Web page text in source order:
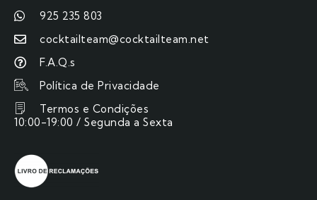
925 235 803
cocktailteam@cocktailteam.net
F.A.Q.s
Política de Privacidade
Termos e Condições
10:00-19:00 / Segunda a Sexta